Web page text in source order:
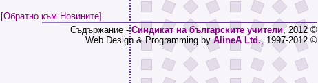
[Обратно към Новините]
Съдържание -Синдикат на българските учители, 2012 ©
Web Design & Programming byAlineA Ltd., 1997-2012 ©